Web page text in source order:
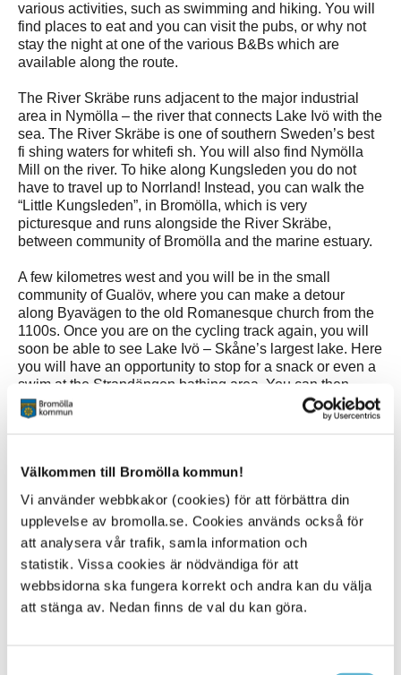
Välkommen till Bromölla kommun!
Vi använder webbkakor (cookies) för att förbättra din
upplevelse av bromolla.se. Cookies används också för
att analysera vår trafik, samla information och
statistik. Vissa cookies är nödvändiga för att
webbsidorna ska fungera korrekt och andra kan du välja
att stänga av. Nedan finns de val du kan göra.
various activities, such as swimming and hiking. You will
find places to eat and you can visit the pubs, or why not
stay the night at one of the various B&Bs which are
available along the route.
The River Skräbe runs adjacent to the major industrial
area in Nymölla – the river that connects Lake Ivö with the
sea. The River Skräbe is one of southern Sweden’s best
fi shing waters for whitefi sh. You will also find Nymölla
Mill on the river. To hike along Kungsleden you do not
have to travel up to Norrland! Instead, you can walk the
“Little Kungsleden”, in Bromölla, which is very
picturesque and runs alongside the River Skräbe,
between community of Bromölla and the marine estuary.
A few kilometres west and you will be in the small
community of Gualöv, where you can make a detour
along Byavägen to the old Romanesque church from the
1100s. Once you are on the cycling track again, you will
soon be able to see Lake Ivö – Skåne’s largest lake. Here
you will have an opportunity to stop for a snack or even a
swim at the Strandängen bathing area. You can then
continue on your journey and soon you will be right next
to Lake Ivö, where you will meet the canal before you are
be able to pass an hour or so.
Take the bus directly to the cycle route!
Travel here with train or bus
(Choose Bromölla
station/Bromölla busstation) Parking available both close
to the train and bus station.
Översättning : Daccab